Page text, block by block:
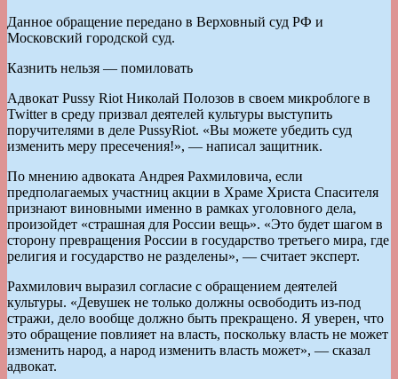
Данное обращение передано в Верховный суд РФ и
Московский городской суд.
Казнить нельзя — помиловать
Адвокат Pussy Riot Николай Полозов в своем микроблоге в
Twitter в среду призвал деятелей культуры выступить
поручителями в деле PussyRiot. «Вы можете убедить суд
изменить меру пресечения!», — написал защитник.
По мнению адвоката Андрея Рахмиловича, если
предполагаемых участниц акции в Храме Христа Спасителя
признают виновными именно в рамках уголовного дела,
произойдет «страшная для России вещь». «Это будет шагом в
сторону превращения России в государство третьего мира, где
религия и государство не разделены», — считает эксперт.
Рахмилович выразил согласие с обращением деятелей
культуры. «Девушек не только должны освободить из-под
стражи, дело вообще должно быть прекращено. Я уверен, что
это обращение повлияет на власть, поскольку власть не может
изменить народ, а народ изменить власть может», — сказал
адвокат.